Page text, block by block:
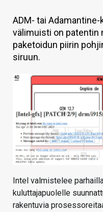
TIETOA
HINTA.FI
KAUPPA
VAIHDA TEEMA
HAKU
ADM- tai
välimuisti on patentin
paketoidun piirin
siruun.
Intel valmistelee
kuluttajapuolelle
rakentuvia